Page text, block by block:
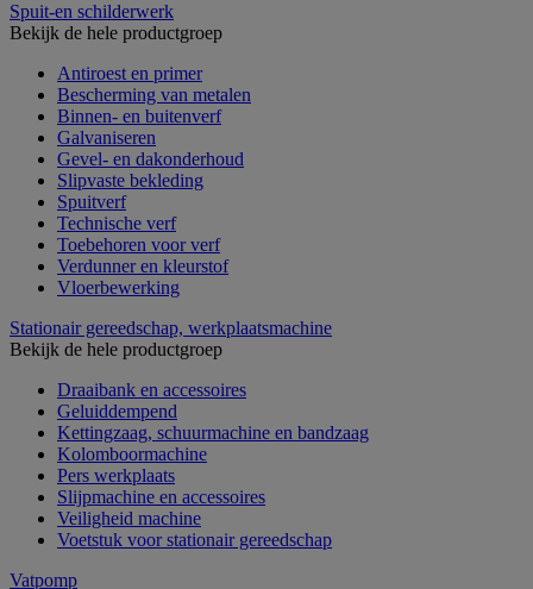
Spuit-en schilderwerk
Bekijk de hele productgroep
Antiroest en primer
Bescherming van metalen
Binnen- en buitenverf
Galvaniseren
Gevel- en dakonderhoud
Slipvaste bekleding
Spuitverf
Technische verf
Toebehoren voor verf
Verdunner en kleurstof
Vloerbewerking
Stationair gereedschap, werkplaatsmachine
Bekijk de hele productgroep
Draaibank en accessoires
Geluiddempend
Kettingzaag, schuurmachine en bandzaag
Kolomboormachine
Pers werkplaats
Slijpmachine en accessoires
Veiligheid machine
Voetstuk voor stationair gereedschap
Vatpomp